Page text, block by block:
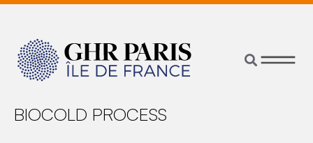
BIOCOLD PROCESS